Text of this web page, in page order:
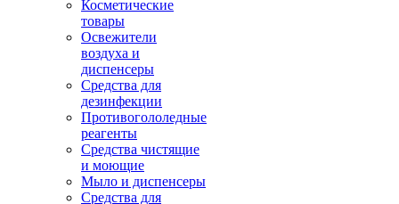
Косметические
товары
Освежители
воздуха и
диспенсеры
Средства для
дезинфекции
Противогололедные
реагенты
Средства чистящие
и моющие
Мыло и диспенсеры
Средства для